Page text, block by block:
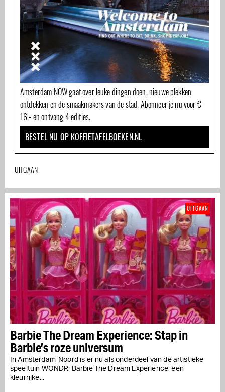
Amsterdam NOW gaat over leuke dingen doen, nieuwe plekken
ontdekken en de smaakmakers van de stad. Abonneer je nu voor €
16,- en ontvang 4 edities.
BESTEL NU OP KOFFIETAFELBOEKEN.NL
UITGAAN
Barbie The Dream Experience: Stap in
Barbie’s roze universum
In Amsterdam-Noord is er nu als onderdeel van de artistieke
speeltuin WONDR; Barbie The Dream Experience, een
kleurrijke...
UITGAAN